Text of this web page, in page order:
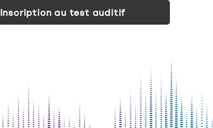
Inscription au test auditif